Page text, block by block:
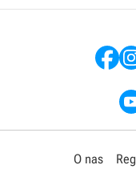
O nas